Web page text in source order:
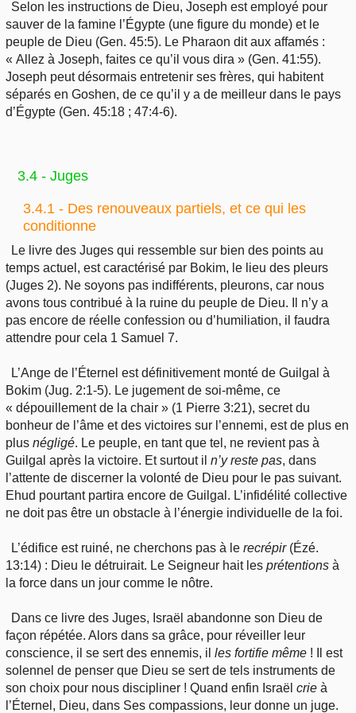
Selon les instructions de Dieu, Joseph est employé pour
sauver de la famine l’Égypte (une figure du monde) et le
peuple de Dieu (Gen. 45:5). Le Pharaon dit aux affamés :
« Allez à Joseph, faites ce qu’il vous dira » (Gen. 41:55).
Joseph peut désormais entretenir ses frères, qui habitent
séparés en Goshen, de ce qu’il y a de meilleur dans le pays
d’Égypte (Gen. 45:18 ; 47:4-6).
3.4 - Juges
3.4.1 - Des renouveaux partiels, et ce qui les
conditionne
Le livre des Juges qui ressemble sur bien des points au
temps actuel, est caractérisé par Bokim, le lieu des pleurs
(Juges 2). Ne soyons pas indifférents, pleurons, car nous
avons tous contribué à la ruine du peuple de Dieu. Il n’y a
pas encore de réelle confession ou d’humiliation, il faudra
attendre pour cela 1 Samuel 7.
L’Ange de l’Éternel est définitivement monté de Guilgal à
Bokim (Jug. 2:1-5). Le jugement de soi-même, ce
« dépouillement de la chair » (1 Pierre 3:21), secret du
bonheur de l’âme et des victoires sur l’ennemi, est de plus en
plus négligé. Le peuple, en tant que tel, ne revient pas à
Guilgal après la victoire. Et surtout il n’yreste pas, dans
l’attente de discerner la volonté de Dieu pour le pas suivant.
Ehud pourtant partira encore de Guilgal. L’infidélité collective
ne doit pas être un obstacle à l’énergie individuelle de la foi.
L’édifice est ruiné, ne cherchons pas à lerecrépir (Ézé.
13:14) : Dieu le détruirait. Le Seigneur hait les prétentions à
la force dans un jour comme le nôtre.
Dans ce livre des Juges, Israël abandonne son Dieu de
façon répétée. Alors dans sa grâce, pour réveiller leur
conscience, il se sert des ennemis, il les fortifie même ! Il est
solennel de penser que Dieu se sert de tels instruments de
son choix pour nous discipliner ! Quand enfin Israël crie à
l’Éternel, Dieu, dans Ses compassions, leur donne un juge.